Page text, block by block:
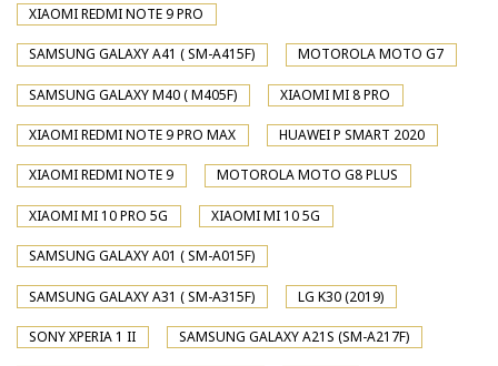
XIAOMI REDMI NOTE 9 PRO
SAMSUNG GALAXY A41 ( SM-A415F) MOTOROLA MOTO G7
SAMSUNG GALAXY M40 ( M405F) XIAOMI MI 8 PRO
XIAOMI REDMI NOTE 9 PRO MAX HUAWEI P SMART 2020
XIAOMI REDMI NOTE 9 MOTOROLA MOTO G8 PLUS
XIAOMI MI 10 PRO 5G XIAOMI MI 10 5G
SAMSUNG GALAXY A01 ( SM-A015F)
SAMSUNG GALAXY A31 ( SM-A315F) LG K30 (2019)
SONY XPERIA 1 II SAMSUNG GALAXY A21S (SM-A217F)